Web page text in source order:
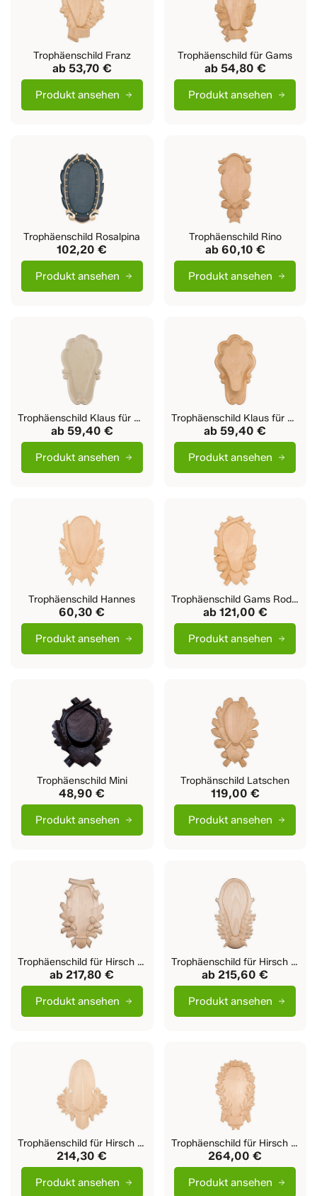
Produkt ansehen
Trophäenschild Franz
ab 53,70 €
Produkt ansehen
Trophäenschild für Gams
ab 54,80 €
Produkt ansehen
Trophäenschild Rosalpina
102,20 €
Produkt ansehen
Trophäenschild Rino
ab 60,10 €
Produkt ansehen
Trophäenschild Klaus für Rehbock
ab 59,40 €
Produkt ansehen
Trophäenschild Klaus für Gams
ab 59,40 €
Produkt ansehen
Trophäenschild Hannes
60,30 €
Produkt ansehen
Trophäenschild Gams Rodengo
ab 121,00 €
Produkt ansehen
Trophäenschild Mini
48,90 €
Produkt ansehen
Trophänschild Latschen
119,00 €
Produkt ansehen
Trophäenschild für Hirsch Lang
ab 217,80 €
Produkt ansehen
Trophäenschild für Hirsch Bayern
ab 215,60 €
Produkt ansehen
Trophäenschild für Hirsch Ludy
214,30 €
Produkt ansehen
Trophäenschild für Hirsch Luca
264,00 €